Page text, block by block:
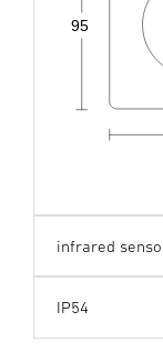
95
infrared
IP54